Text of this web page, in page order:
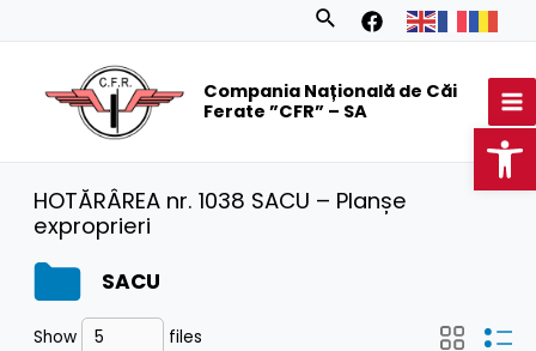
Search
Compania Națională de Căi
Ferate ”CFR” – SA
HOTĂRÂREA nr. 1038 SACU – Planșe
exproprieri
SACU
Show files